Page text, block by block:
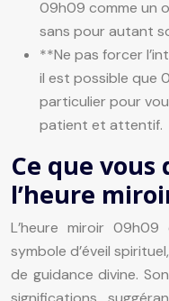
09h09 comme un
sans pour autant
**Ne pas forcer
il est possible que
particulier pour
patient et attentif.
Ce que
l’heure
L’heure miroir
symbole d’éveil
de guidance divine.